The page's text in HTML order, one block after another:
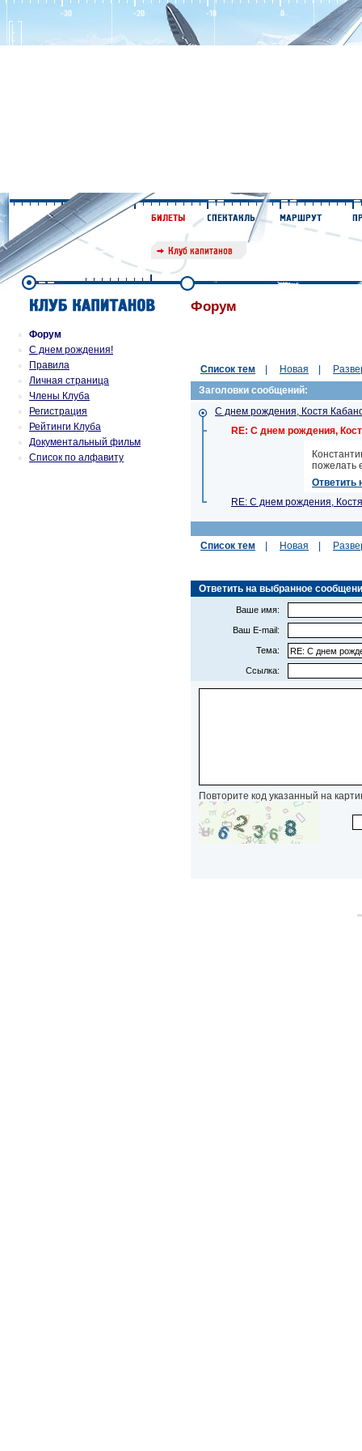
Форум
С днем рождения!
Правила
Личная страница
Члены Клуба
Регистрация
Рейтинги Клуба
Документальный фильм
Список по алфавиту
Форум
Список тем Новая
Заголовки сообщений:
С днем рождения, Костя
RE: С днем рождения,
пожелать
Ответить
RE: С днем рождения,
Список тем Новая
Ответить на выбранное
Ваше имя:
Ваш E-mail:
Тема:
Ссылка:
Повторите код указанный на